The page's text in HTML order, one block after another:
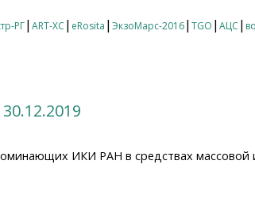
РГ| ART-XC | eRosita | ЭкзоМарс-2016| TGO | АЦС |
ИКИ РАН в средствах